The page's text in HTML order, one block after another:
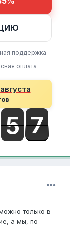
поддержка
оплата
только в
а мы, по